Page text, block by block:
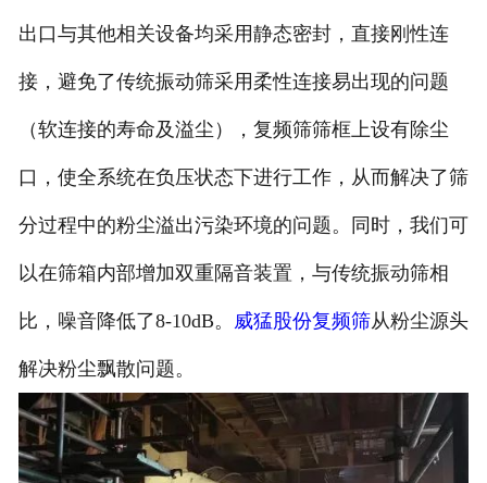
出口与其他相关设备均采用静态密封，直接刚性连
接，避免了传统振动筛采用柔性连接易出现的问题
（软连接的寿命及溢尘），复频筛筛框上设有除尘
口，使全系统在负压状态下进行工作，从而解决了筛
分过程中的粉尘溢出污染环境的问题。同时，我们可
以在筛箱内部增加双重隔音装置，与传统振动筛相
比，噪音降低了8-10dB。 威猛股份复频筛从粉尘源头
解决粉尘飘散问题。